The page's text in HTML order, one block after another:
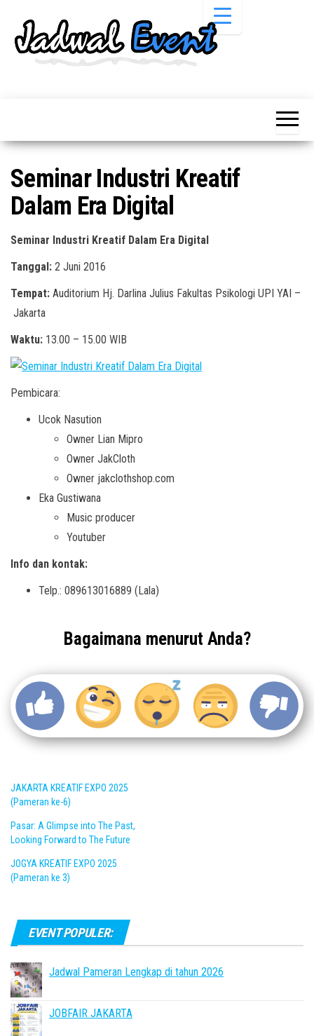
Pameran,
Acara &
Promo
Terbaru
Pameran,
Bazaar,
Workshop,
Job Fair,
Lomba dll.
Seminar Industri Kreatif
Dalam Era Digital
Seminar Industri Kreatif Dalam Era Digital
Tanggal: 2 Juni 2016
Tempat: Auditorium Hj. Darlina Julius Fakultas Psikologi UPI YAI –
Jakarta
Waktu: 13.00 – 15.00 WIB
Pembicara:
Ucok Nasution
Owner Lian Mipro
Owner JakCloth
Owner jakclothshop.com
Eka Gustiwana
Music producer
Youtuber
Info dan kontak:
Telp.: 089613016889 (Lala)
Bagaimana menurut Anda?
JAKARTA KREATIF EXPO 2025
(Pameran ke-6)
Pasar: A Glimpse into The Past,
Looking Forward to The Future
JOGYA KREATIF EXPO 2025
(Pameran ke 3)
EVENT POPULER:
Jadwal Pameran Lengkap di tahun 2026
JOBFAIR JAKARTA